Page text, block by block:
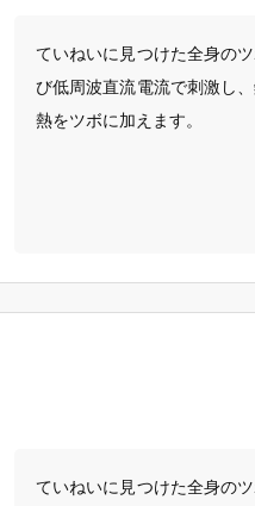
ていねいに見つけた全身の
び低周波直流電流で刺激し
熱をツボに加えます。
ていねいに見つけた全身の